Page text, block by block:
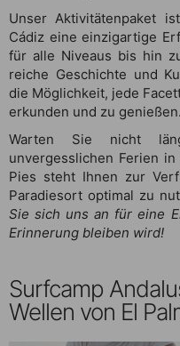
Unser Aktivitätenpaket
Cádiz eine einzigartige
für alle Niveaus bis hin
reiche Geschichte und
die Möglichkeit, jede
erkunden und zu genießen.
Warten Sie nicht
unvergesslichen Ferien
Pies steht Ihnen zur
Paradiesort optimal zu
Sie sich uns an für eine
Erinnerung bleiben wird!
Surfcamp
Wellen von El